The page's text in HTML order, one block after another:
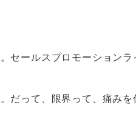
セールスプロモーションラ
だって、限界って、痛み